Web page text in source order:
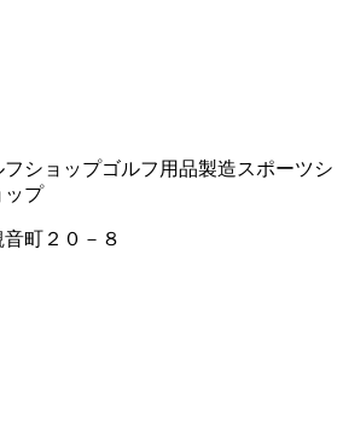
フショップゴルフ用品製造スポーツシ
ップ
町２０－８